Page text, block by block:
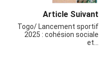
Article Suivant
Togo/ Lancement sportif
2025 : cohésion sociale
et…